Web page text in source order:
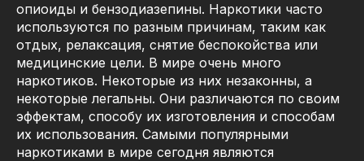
опиоиды и бензодиазепины. Наркотики часто
используются по разным причинам, таким как
отдых, релаксация, снятие беспокойства или
медицинские цели. В мире очень много
наркотиков. Некоторые из них незаконны, а
некоторые легальны. Они различаются по своим
эффектам, способу их изготовления и способам
их использования. Самыми популярными
наркотиками в мире сегодня являются